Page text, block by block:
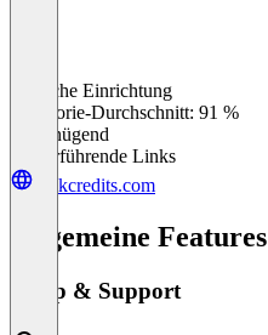
Einfache Einrichtung
Kategorie-Durchschnitt: 91 %
Ungenügend
Weiterführende Links
rankcredits.com
Allgemeine Features
Setup & Support